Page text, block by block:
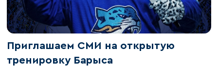
Приглашаем СМИ на открытую
тренировку Барыса